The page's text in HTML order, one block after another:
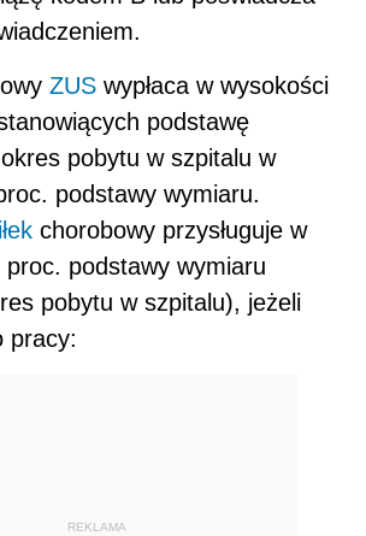
ZUS wypłaca w wysokości
podstawę
pobytu w szpitalu w
podstawy wymiaru.
chorobowy przysługuje w
podstawy wymiaru
pobytu w szpitalu), jeżeli
pracy:
REKLAMA